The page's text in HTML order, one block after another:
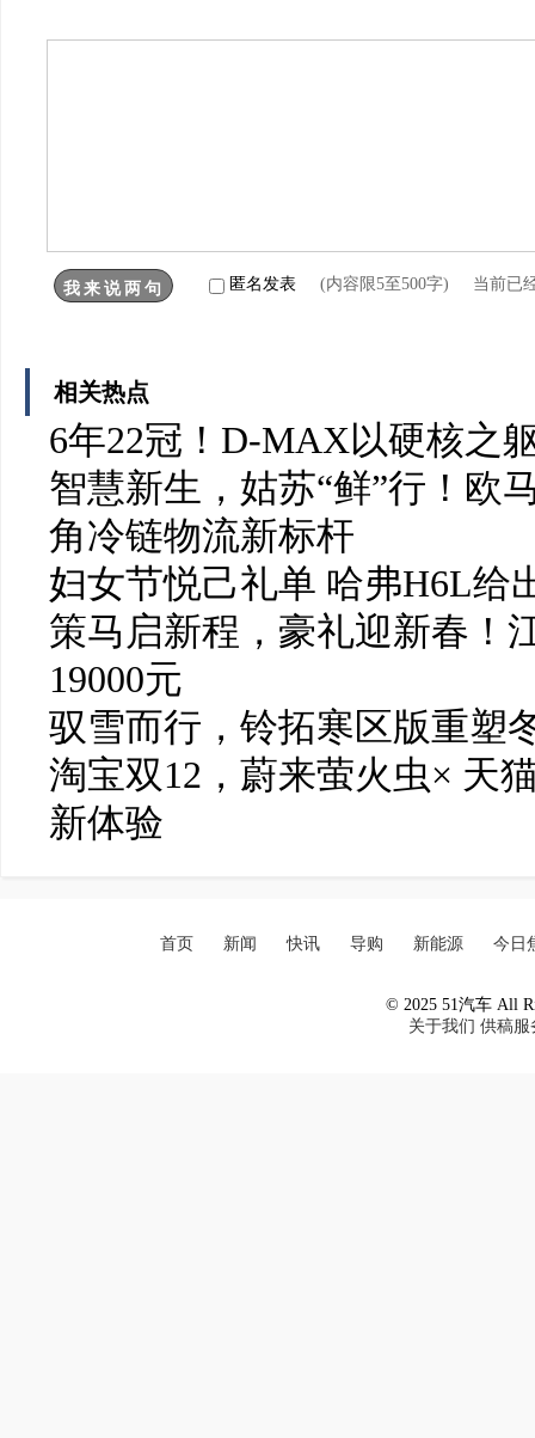
匿名发表 (内容限5至500字) 当前已
相关热点
6年22冠！D-MAX以硬核之
智慧新生，姑苏“鲜”行！欧
角冷链物流新标杆
妇女节悦己礼单 哈弗H6L给
策马启新程，豪礼迎新春！
19000元
驭雪而行，铃拓寒区版重塑
淘宝双12，蔚来萤火虫× 天
新体验
首页 新闻 快讯 导购 新能源 今日
© 2025 51汽车 All
关于我们 供稿服